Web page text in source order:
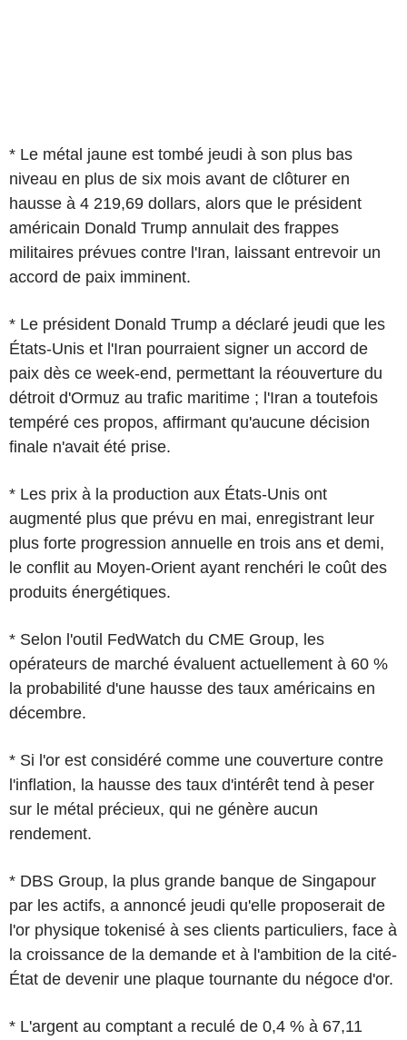
* Le métal jaune est tombé jeudi à son plus bas
niveau en plus de six mois avant de clôturer en
hausse à 4 219,69 dollars, alors que le président
américain Donald Trump annulait des frappes
militaires prévues contre l'Iran, laissant entrevoir un
accord de paix imminent.
* Le président Donald Trump a déclaré jeudi que les
États-Unis et l'Iran pourraient signer un accord de
paix dès ce week-end, permettant la réouverture du
détroit d'Ormuz au trafic maritime ; l'Iran a toutefois
tempéré ces propos, affirmant qu'aucune décision
finale n'avait été prise.
* Les prix à la production aux États-Unis ont
augmenté plus que prévu en mai, enregistrant leur
plus forte progression annuelle en trois ans et demi,
le conflit au Moyen-Orient ayant renchéri le coût des
produits énergétiques.
* Selon l'outil FedWatch du CME Group, les
opérateurs de marché évaluent actuellement à 60 %
la probabilité d'une hausse des taux américains en
décembre.
* Si l'or est considéré comme une couverture contre
l'inflation, la hausse des taux d'intérêt tend à peser
sur le métal précieux, qui ne génère aucun
rendement.
* DBS Group, la plus grande banque de Singapour
par les actifs, a annoncé jeudi qu'elle proposerait de
l'or physique tokenisé à ses clients particuliers, face à
la croissance de la demande et à l'ambition de la cité-
État de devenir une plaque tournante du négoce d'or.
* L'argent au comptant a reculé de 0,4 % à 67,11